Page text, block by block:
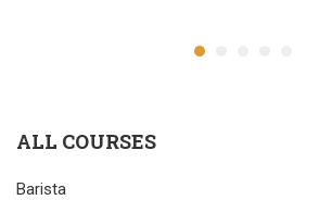
ALL COURSES
Barista